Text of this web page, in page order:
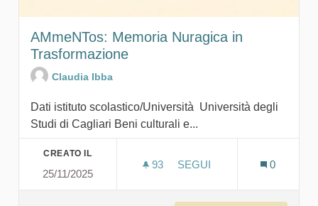
AMmeNTos: Memoria Nuragica in
Trasformazione
Claudia Ibba
Dati istituto scolastico/Università Università degli
Studi di Cagliari Beni culturali e...
CREATO IL
25/11/2025
93 93 SOSTENITORI
SEGUI
0